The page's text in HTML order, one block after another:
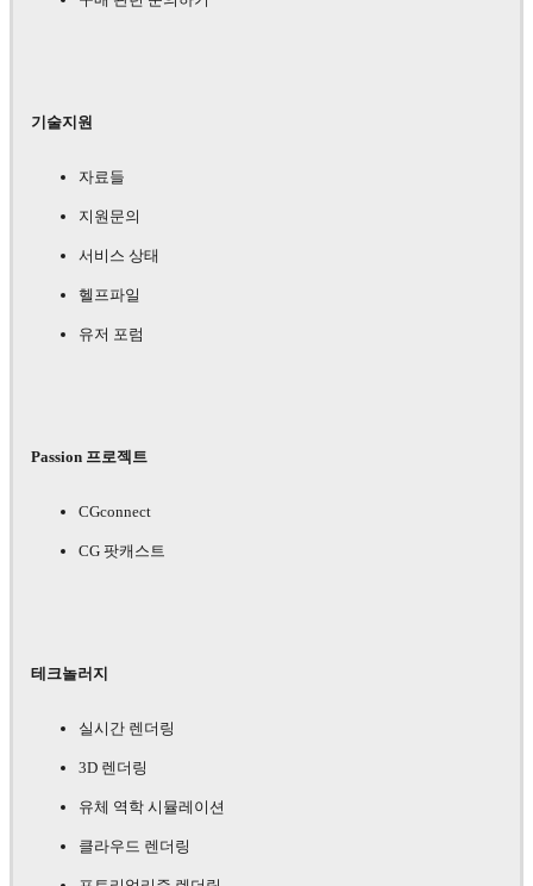
기술지원
자료들
지원문의
서비스 상태
헬프파일
유저 포럼
Passion 프로젝트
CGconnect
CG 팟캐스트
테크놀러지
실시간 렌더링
3D 렌더링
유체 역학 시뮬레이션
클라우드 렌더링